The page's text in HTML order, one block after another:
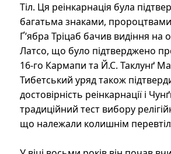
Тіл. Ця реінкарнація була
багатьма знаками,
Ґ’ябра Тріцаб бачив видіння на
Латсо, що було підтверджено
16-го Кармапи та Й.С. Таклунґ
Тибетський уряд також
достовірність реінкарнації і
традиційний тест вибору
що належали колишнім